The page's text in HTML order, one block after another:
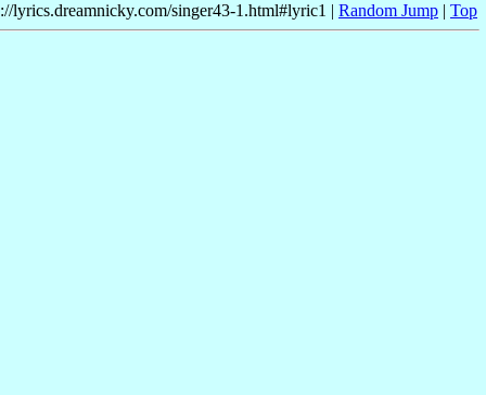
lyrics.dreamnicky.com/singer43-1.html#lyric1 | Random Jump | Top